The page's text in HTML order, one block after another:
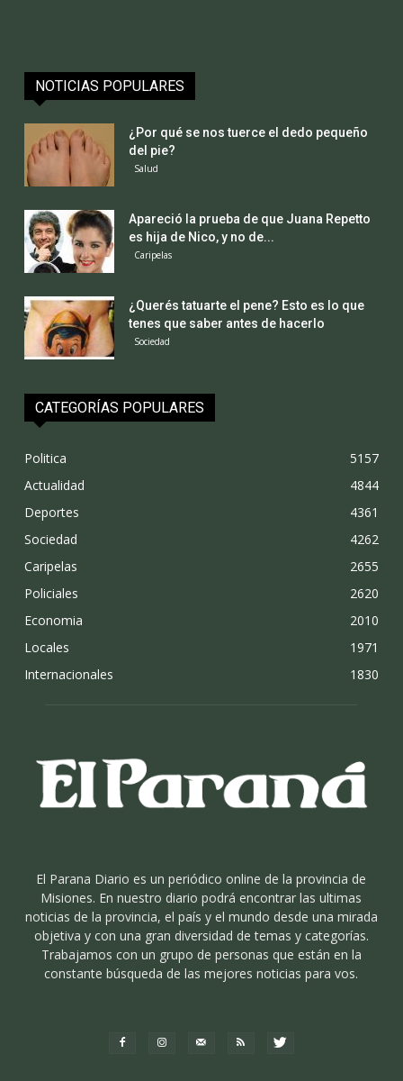
NOTICIAS POPULARES
¿Por qué se nos tuerce el dedo pequeño
del pie?
Salud
Apareció la prueba de que Juana Repetto
es hija de Nico, y no de...
Caripelas
¿Querés tatuarte el pene? Esto es lo que
tenes que saber antes de hacerlo
Sociedad
CATEGORÍAS POPULARES
Politica
5157
Actualidad
4844
Deportes
4361
Sociedad
4262
Caripelas
2655
Policiales
2620
Economia
2010
Locales
1971
Internacionales
1830
El Parana Diario es un periódico online de la provincia de
Misiones. En nuestro diario podrá encontrar las ultimas
noticias de la provincia, el país y el mundo desde una mirada
objetiva y con una gran diversidad de temas y categorías.
Trabajamos con un grupo de personas que están en la
constante búsqueda de las mejores noticias para vos.